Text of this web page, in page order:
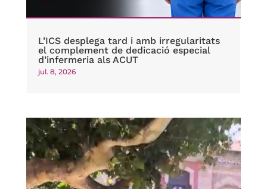
L’ICS desplega tard i amb irregularitats
el complement de dedicació especial
d’infermeria als ACUT
jul. 8, 2026